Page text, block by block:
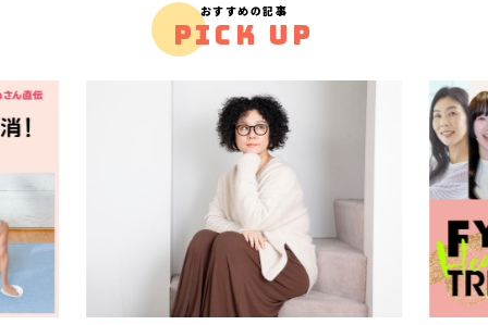
おすすめの記事
PICK UP